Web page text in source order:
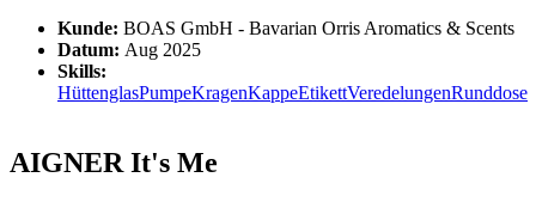
Kunde: BOAS GmbH - Bavarian Orris Aromatics & Scents
Datum: Aug 2025
Skills:
HüttenglasPumpeKragenKappeEtikettVeredelungenRunddose
AIGNER It's Me